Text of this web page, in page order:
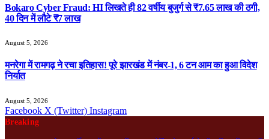
Bokaro Cyber Fraud: HI लिखते ही 82 वर्षीय बुजुर्ग से ₹7.65 लाख की ठगी,
40 दिन में लौटे ₹7 लाख
August 5, 2026
मनरेगा में रामगढ़ ने रचा इतिहास! पूरे झारखंड में नंबर-1, 6 टन आम का हुआ विदेश
निर्यात
August 5, 2026
Facebook X (Twitter) Instagram
Breaking